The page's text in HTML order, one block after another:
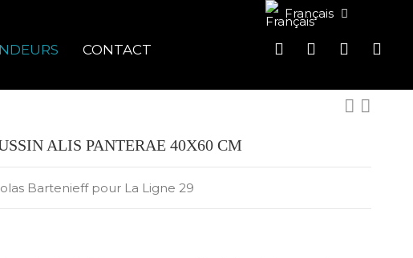
Français
CONTACT
ALIS PANTERAE 40X60 CM
Bartenieff pour La Ligne 29